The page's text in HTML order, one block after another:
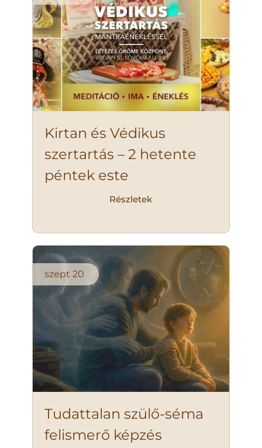
Kirtan és Védikus
szertartás – 2 hetente
péntek este
Részletek
szept 20
Tudattalan szülő-séma
felismerő képzés